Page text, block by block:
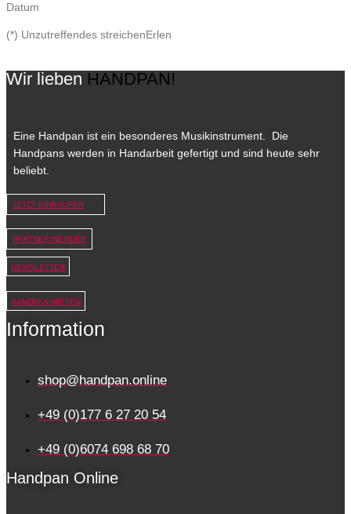
Datum
(*) Unzutreffendes streichenErlen
Wir lieben HANDPAN!
Eine Handpan ist ein besonderes Musikinstrument. Die
Handpans werden in Handarbeit gefertigt und sind heute sehr
beliebt.
JETZT EINKAUFEN
PARTNER WERDEN
NEWSLETTER
HANDPAN MIETEN
Information
shop@handpan.online
+49 (0)177 6 27 20 54
+49 (0)6074 698 68 70
Handpan Online